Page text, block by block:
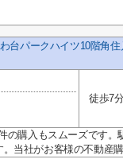
台パークハイツ10階角
徒歩7分
の購入もスムーズです
当社がお客様の不動産